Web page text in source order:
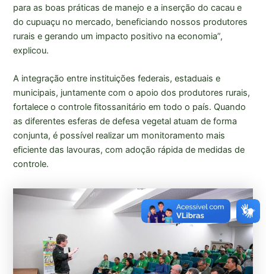
para as boas práticas de manejo e a inserção do cacau e
do cupuaçu no mercado, beneficiando nossos produtores
rurais e gerando um impacto positivo na economia”,
explicou.
A integração entre instituições federais, estaduais e
municipais, juntamente com o apoio dos produtores rurais,
fortalece o controle fitossanitário em todo o país. Quando
as diferentes esferas de defesa vegetal atuam de forma
conjunta, é possível realizar um monitoramento mais
eficiente das lavouras, com adoção rápida de medidas de
controle.